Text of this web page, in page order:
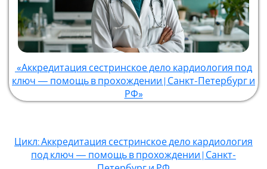
«Аккредитация сестринское дело кардиология под
ключ — помощь в прохождении | Санкт-Петербург и
РФ»
Цикл: Аккредитация сестринское дело кардиология
под ключ — помощь в прохождении | Санкт-